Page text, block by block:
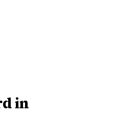
in